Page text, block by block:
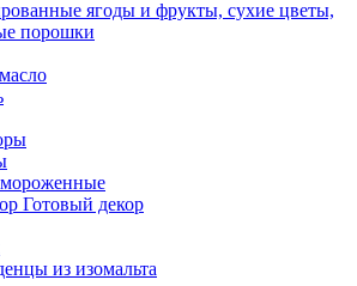
ягоды и фрукты, сухие цветы,
порошки
Готовый декор
из изомальта